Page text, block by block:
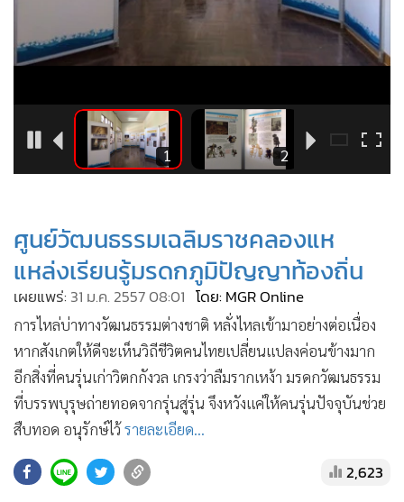
Green Innovation & SD
• Management & HR
Infographic
การเมือง
ท่องเที่ยว
ต่างประเทศ
• Special Scoop
• เศรษฐกิจ-ธุรกิจ
• จีน
• ชุมชน-คุณภาพชีวิต
• อาชญากรรม
•
Motoring
•
วิทยาศาสตร์
• SMEs
ศูนย์วัฒนธรรมเฉลิมราชคลองแห
แหล่งเรียนรู้มรดกภูมิปัญญาท้องถิ่น
เผยแพร่: 31 ม.ค. 2557 08:01 โดย: MGR Online
การไหล่บ่าทางวัฒนธรรมต่างชาติ หลั่งไหลเข้ามาอย่างต่อเนื่อง
หากสังเกตให้ดีจะเห็นวิถีชีวิตคนไทยเปลี่ยนแปลงค่อนข้างมาก
อีกสิ่งที่คนรุ่นเก่าวิตกกังวล เกรงว่าลืมรากเหง้า มรดกวัฒนธรรม
ที่บรรพบุรุษถ่ายทอดจากรุ่นสู่รุ่น จึงหวังแค่ให้คนรุ่นปัจจุบันช่วย
สืบทอด อนุรักษ์ไว้รายละเอียด...
2,623
1 2